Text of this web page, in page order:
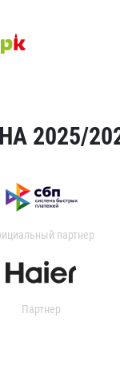
2025/
партнер
Партнер